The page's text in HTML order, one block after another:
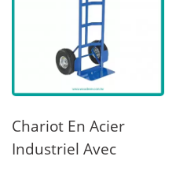
Chariot En Acier
Industriel Avec